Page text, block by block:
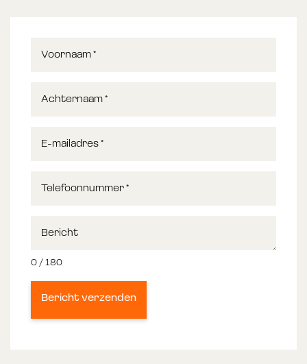
Voornaam *
Achternaam *
E-mailadres *
Telefoonnummer *
Bericht
0 / 180
Bericht verzenden